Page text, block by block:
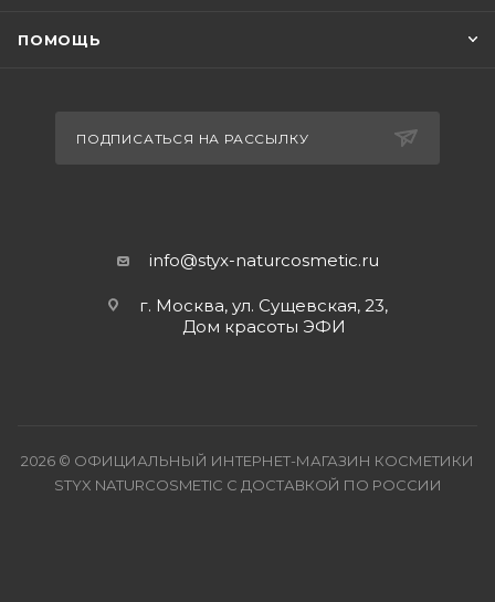
ПОМОЩЬ
ПОДПИСАТЬСЯ НА РАССЫЛКУ
info@styx-naturcosmetic.ru
г. Москва, ул. Сущевская, 23,
Дом красоты ЭФИ
2026 © ОФИЦИАЛЬНЫЙ ИНТЕРНЕТ-МАГАЗИН КОСМЕТИКИ
STYX NATURCOSMETIC С ДОСТАВКОЙ ПО РОССИИ